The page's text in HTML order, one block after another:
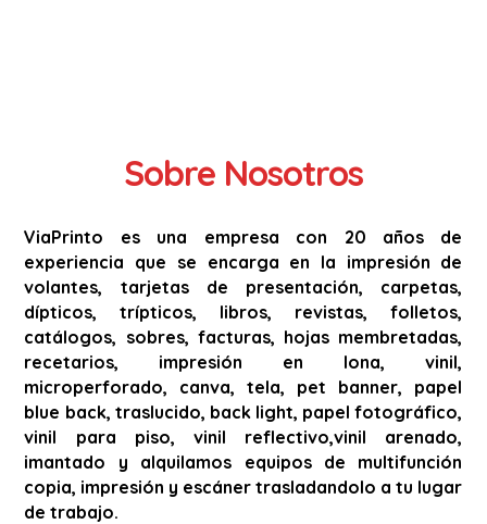
Sobre Nosotros
ViaPrinto es una empresa con 20 años de
experiencia que se encarga en la impresión de
volantes, tarjetas de presentación, carpetas,
dípticos, trípticos, libros, revistas, folletos,
catálogos, sobres, facturas, hojas membretadas,
recetarios, impresión en lona, vinil,
microperforado, canva, tela, pet banner, papel
blue back, traslucido, back light, papel fotográfico,
vinil para piso, vinil reflectivo,vinil arenado,
imantado y alquilamos equipos de multifunción
copia, impresión y escáner trasladandolo a tu lugar
de trabajo.